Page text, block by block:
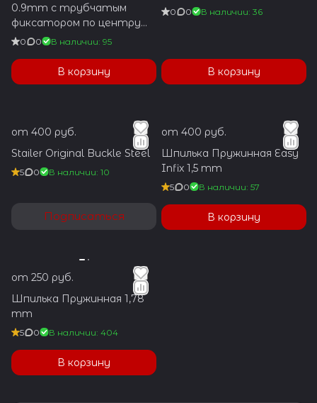
0.9mm с трубчатым
фиксатором по центру
1.2x5.9mm
0 0 В наличии: 95
В корзину
0 0 В наличии: 36
В корзину
от 400 руб.
Stailer Original Buckle Steel
5 0 В наличии: 10
Подписаться
от 400 руб.
Шпилька Пружинная Easy
Infix 1,5 mm
5 0 В наличии: 57
В корзину
от 250 руб.
Шпилька Пружинная 1,78
mm
5 0 В наличии: 404
В корзину